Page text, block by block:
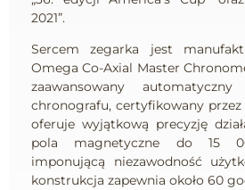
2021”.
Sercem zegarka jest
Omega Co-Axial Master
zaawansowany
chronografu, certyfikowany przez
oferuje wyjątkową precyzję
pola magnetyczne do 15
imponującą niezawodność
konstrukcja zapewnia około 60